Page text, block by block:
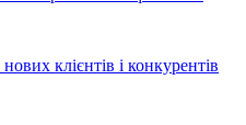
клієнтів і конкурентів